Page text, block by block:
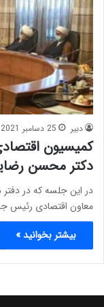
دبیر 25 دسامبر 2021
کمیسیون
دکتر محسن
در این جلسه که در دفتر
معاون اقتصادی رئیس
بیشتر بخوانید »